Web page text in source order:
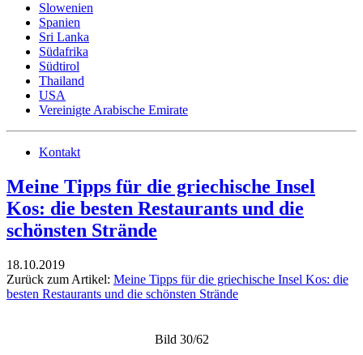
Slowenien
Spanien
Sri Lanka
Südafrika
Südtirol
Thailand
USA
Vereinigte Arabische Emirate
Kontakt
Meine Tipps für die griechische Insel
Kos: die besten Restaurants und die
schönsten Strände
18.10.2019
Zurück zum Artikel: Meine Tipps für die griechische Insel Kos: die
besten Restaurants und die schönsten Strände
Bild 30/62